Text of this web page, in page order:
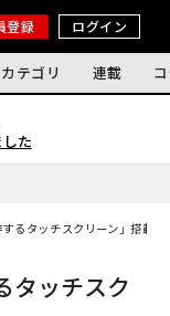
登録 ログイン
カテゴリ 連載
た
るタッチスクリーン」搭載、
タッチスク